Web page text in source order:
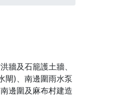
牆及石籠護土牆、
閘)、南邊圍雨水泵
邊圍及麻布村建造